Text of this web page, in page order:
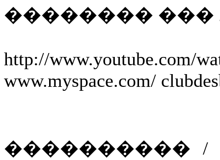
�������� ���
http://www.youtube.com/
www.myspace.com/
���������� /